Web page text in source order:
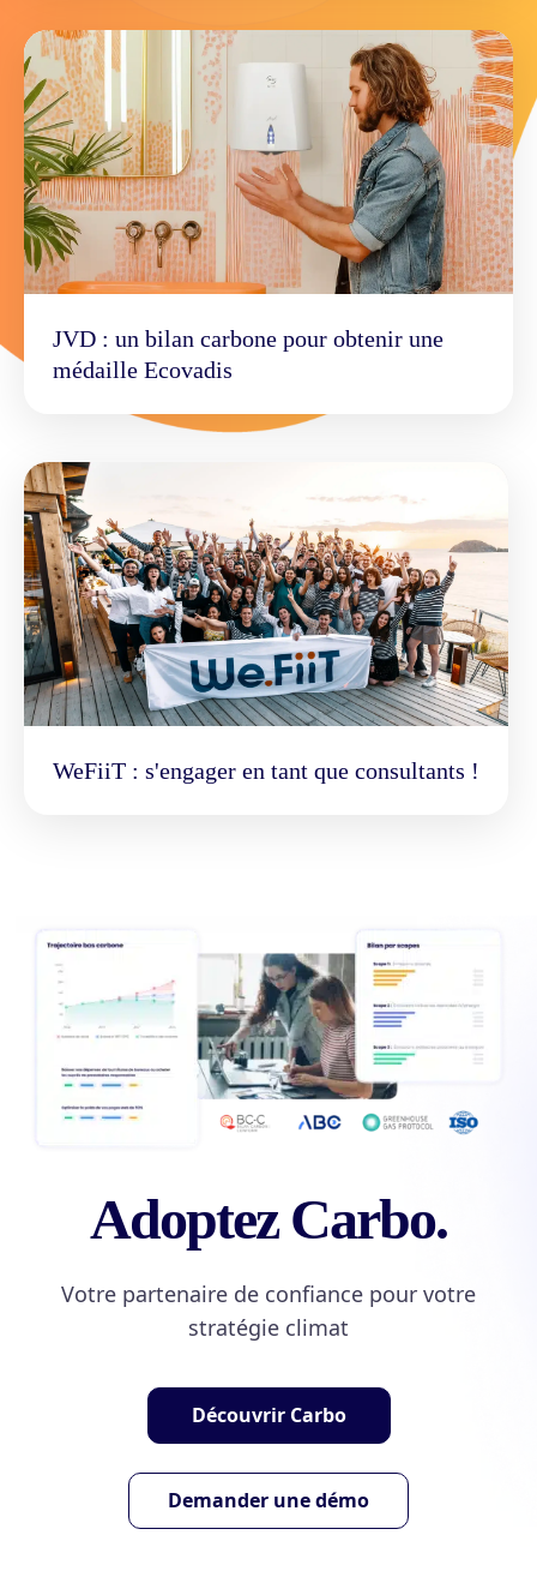
JVD : un bilan carbone pour obtenir une
médaille Ecovadis
WeFiiT : s'engager en tant que consultants !
Adoptez Carbo.
Votre partenaire de confiance pour votre
stratégie climat
Découvrir Carbo
Demander une démo